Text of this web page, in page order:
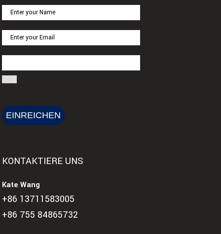
KONTAKTIERE UNS
Kate Wang
+86 13711583005
+86 755 84865732